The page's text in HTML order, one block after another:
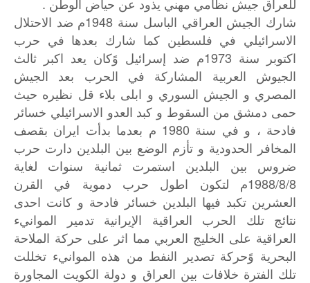
شارك الجيش العراقي الباسل سنة 1948م ضد الاحتلال
الاسرائيلي في فلسطين كما شارك بعدها في حرب
اكتوبر سنة 1973م ضد إسرائيل وًكان يعد اكبر ثالث
الجيوش العربية المشاركة في الحرب بعد الجيش
المصري و الجيش السوري و ابلى بلاء قل نظيره حيث
حمى دمشق من السقوط و كبد العدو الاسرائيلي خسائر
فادحة ، و في سنة 1980 م بعدما بدأت ايران بقصف
المخافر الحدودية و تأزم الوضع بين البلدين دارت حرب
ضروس بين البلدين استمرت ثمانية سنوات لغاية
1988/8/8م لتكون اطول حرب دموية في القرن
العشرين تكبد فيها البلدين خسائر فادحة و كانت احدى
نتائج تلك الحرب العراقية الإيرانية تدمير الموانيء
العراقية على الخليج العربي مما اثر على حركة الملاحة
البحرية وًحركة تصدير النفط من هذه الموانيء تخللت
تلك الفترة خلافات بين العراق و دولة الكويت المجاورة